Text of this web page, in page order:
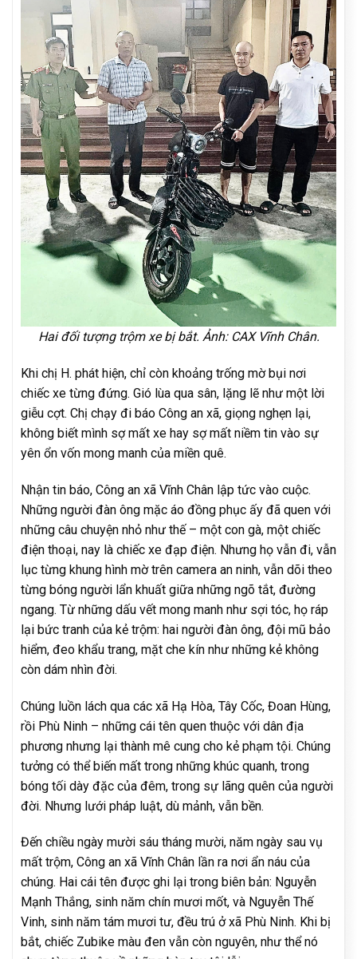
Hai đối tượng trộm xe bị bắt. Ảnh: CAX Vĩnh Chân.
Khi chị H. phát hiện, chỉ còn khoảng trống mờ bụi nơi
chiếc xe từng đứng. Gió lùa qua sân, lặng lẽ như một lời
giễu cợt. Chị chạy đi báo Công an xã, giọng nghẹn lại,
không biết mình sợ mất xe hay sợ mất niềm tin vào sự
yên ổn vốn mong manh của miền quê.
Nhận tin báo, Công an xã Vĩnh Chân lập tức vào cuộc.
Những người đàn ông mặc áo đồng phục ấy đã quen với
những câu chuyện nhỏ như thế – một con gà, một chiếc
điện thoại, nay là chiếc xe đạp điện. Nhưng họ vẫn đi, vẫn
lục từng khung hình mờ trên camera an ninh, vẫn dõi theo
từng bóng người lẩn khuất giữa những ngõ tắt, đường
ngang. Từ những dấu vết mong manh như sợi tóc, họ ráp
lại bức tranh của kẻ trộm: hai người đàn ông, đội mũ bảo
hiểm, đeo khẩu trang, mặt che kín như những kẻ không
còn dám nhìn đời.
Chúng luồn lách qua các xã Hạ Hòa, Tây Cốc, Đoan Hùng,
rồi Phù Ninh – những cái tên quen thuộc với dân địa
phương nhưng lại thành mê cung cho kẻ phạm tội. Chúng
tưởng có thể biến mất trong những khúc quanh, trong
bóng tối dày đặc của đêm, trong sự lãng quên của người
đời. Nhưng lưới pháp luật, dù mảnh, vẫn bền.
Đến chiều ngày mười sáu tháng mười, năm ngày sau vụ
mất trộm, Công an xã Vĩnh Chân lần ra nơi ẩn náu của
chúng. Hai cái tên được ghi lại trong biên bản: Nguyễn
Mạnh Thắng, sinh năm chín mươi mốt, và Nguyễn Thế
Vinh, sinh năm tám mươi tư, đều trú ở xã Phù Ninh. Khi bị
bắt, chiếc Zubike màu đen vẫn còn nguyên, như thể nó